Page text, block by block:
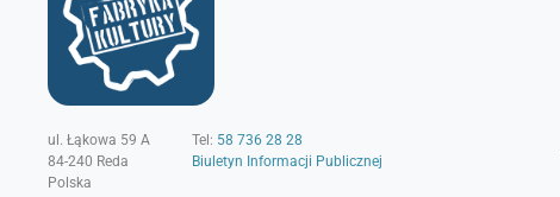
ul. Łąkowa 59 A
84-240 Reda
Polska
Tel: 58 736 28 28
Biuletyn Informacji Publicznej